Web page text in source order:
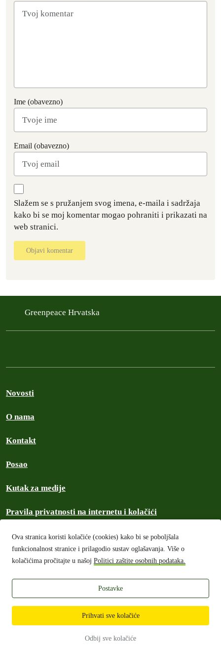
Ova stranica koristi kolačiće (cookies) kako bi se poboljšala
funkcionalnost stranice i prilagodio sustav oglašavanja. Više o
kolačićima pročitajte u našoj Politici zaštite osobnih podataka.
Postavke
Prihvati sve kolačiće
Odbij sve kolačiće
Ime (obavezno)
Email (obavezno)
Slažem se s pružanjem svog imena, e-maila i sadržaja
kako bi se moj komentar mogao pohraniti i prikazati na
web stranici.
Objavi komentar
Greenpeace Hrvatska
Novosti
O nama
Kontakt
Posao
Kutak za medije
Pravila privatnosti na internetu i kolačići
Politika zajednice
Zaštita autorskih prava
Financijski izvještaji
Ako nije drugačije navedeno, sadržaj ove web stranice je licenciran od
CC-BY International License.